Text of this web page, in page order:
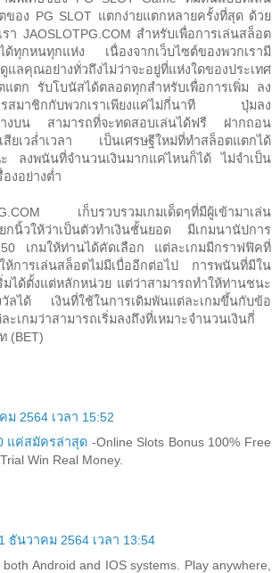
ของ PG SLOT แตกง่ายแตกหลายครั้งที่สุด ด้วย
รา JAOSLOTPG.COM สำหรับเพื่อการเล่นสล็อต
ด้ทุกหนทุกแห่ง เนื่องจากเว็บไซต์ของพวกเรามี
แลคุณอย่างทั่วถึงไม่ว่าจะอยู่ที่แห่งใดของประเทศ
แตก รับโบนัสได้ตลอดทุกสำหรับเพื่อการเพิ่ม ลง
รสมาชิกกับพวกเราเพียงแค่ไม่กี่นาที ปุ่มลง
างบน สามารถที่จะทดสอบเล่นได้ฟรี ฝากถอน
สียเวล่ำเวลา เป็นเศรษฐีใหม่ที่ทำสล็อตแตกได้
ลงพนันที่จำนวนเงินมากแค่ไหนก็ได้ ไม่จำเป็น
องอย่างต่ำ
เก็บรวบรวมเกมเด็ดๆที่มีผู้เข้ามาเล่น
กนิ้วให้ว่าเป็นตัวทำเงินชั้นยอด มีเกมนานัปการ
เกมให้ท่านได้คัดเลือก แต่ละเกมมีกราฟฟิคที่
การเล่นสล็อตไม่มีเบื่ออีกต่อไป การพนันที่มีใน
มได้ตั้งแต่หลักหน่วย แต่ว่าสามารถทำให้ท่านชนะ
วัลได้ เงินที่ใช้ในการเดิมพันแต่ละเกมขึ้นกับข้อ
ะเกมว่าสามารถเริ่มลงถึงที่เหมาะจำนวนเงินกี่
(BET)
ม 2564 เวลา 15:52
แค่สมัครล่าสุด -Online Slots Bonus 100% Free
Win Real Money.
ธันวาคม 2564 เวลา 13:54
Android and IOS systems. Play anywhere,